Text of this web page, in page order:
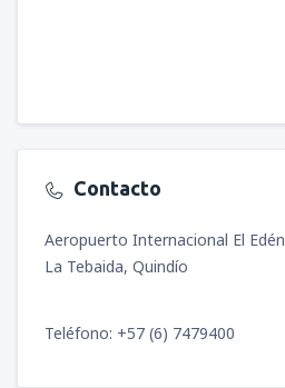
Contacto
Aeropuerto Internacional El Edén
La Tebaida, Quindío
Teléfono: +57 (6) 7479400